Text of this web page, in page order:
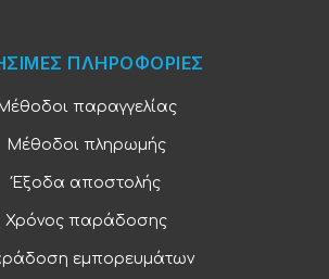
ΠΛΗΡΟΦΟΡΙΕΣ
Μέθοδοι παραγγελίας
Μέθοδοι πληρωμής
Έξοδα αποστολής
Χρόνος παράδοσης
εμπορευμάτων